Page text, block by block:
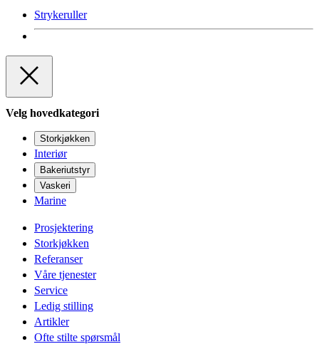
Strykeruller
Velg hovedkategori
Storkjøkken
Interiør
Bakeriutstyr
Vaskeri
Marine
Prosjektering
Storkjøkken
Referanser
Våre tjenester
Service
Ledig stilling
Artikler
Ofte stilte spørsmål